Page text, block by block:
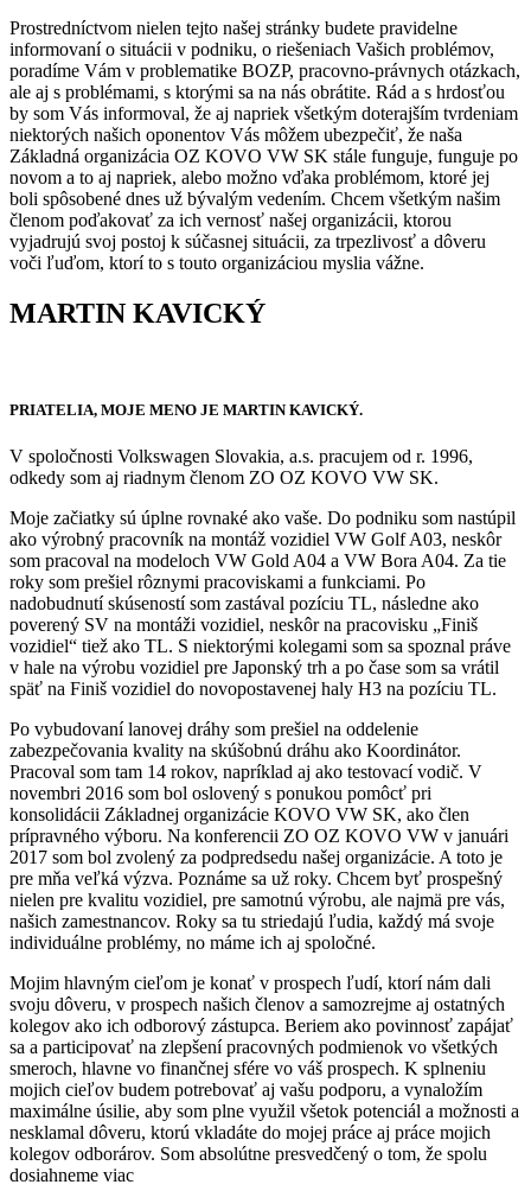
Prostredníctvom nielen tejto našej stránky budete pravidelne
informovaní o situácii v podniku, o riešeniach Vašich problémov,
poradíme Vám v problematike BOZP, pracovno-právnych otázkach,
ale aj s problémami, s ktorými sa na nás obrátite. Rád a s hrdosťou
by som Vás informoval, že aj napriek všetkým doterajším tvrdeniam
niektorých našich oponentov Vás môžem ubezpečiť, že naša
Základná organizácia OZ KOVO VW SK stále funguje, funguje po
novom a to aj napriek, alebo možno vďaka problémom, ktoré jej
boli spôsobené dnes už bývalým vedením. Chcem všetkým našim
členom poďakovať za ich vernosť našej organizácii, ktorou
vyjadrujú svoj postoj k súčasnej situácii, za trpezlivosť a dôveru
voči ľuďom, ktorí to s touto organizáciou myslia vážne.
MARTIN KAVICKÝ
PRIATELIA, MOJE MENO JE MARTIN KAVICKÝ.
V spoločnosti Volkswagen Slovakia, a.s. pracujem od r. 1996,
odkedy som aj riadnym členom ZO OZ KOVO VW SK.
Moje začiatky sú úplne rovnaké ako vaše. Do podniku som nastúpil
ako výrobný pracovník na montáž vozidiel VW Golf A03, neskôr
som pracoval na modeloch VW Gold A04 a VW Bora A04. Za tie
roky som prešiel rôznymi pracoviskami a funkciami. Po
nadobudnutí skúseností som zastával pozíciu TL, následne ako
poverený SV na montáži vozidiel, neskôr na pracovisku „Finiš
vozidiel“ tiež ako TL. S niektorými kolegami som sa spoznal práve
v hale na výrobu vozidiel pre Japonský trh a po čase som sa vrátil
späť na Finiš vozidiel do novopostavenej haly H3 na pozíciu TL.
Po vybudovaní lanovej dráhy som prešiel na oddelenie
zabezpečovania kvality na skúšobnú dráhu ako Koordinátor.
Pracoval som tam 14 rokov, napríklad aj ako testovací vodič. V
novembri 2016 som bol oslovený s ponukou pomôcť pri
konsolidácii Základnej organizácie KOVO VW SK, ako člen
prípravného výboru. Na konferencii ZO OZ KOVO VW v januári
2017 som bol zvolený za podpredsedu našej organizácie. A toto je
pre mňa veľká výzva. Poznáme sa už roky. Chcem byť prospešný
nielen pre kvalitu vozidiel, pre samotnú výrobu, ale najmä pre vás,
našich zamestnancov. Roky sa tu striedajú ľudia, každý má svoje
individuálne problémy, no máme ich aj spoločné.
Mojim hlavným cieľom je konať v prospech ľudí, ktorí nám dali
svoju dôveru, v prospech našich členov a samozrejme aj ostatných
kolegov ako ich odborový zástupca. Beriem ako povinnosť zapájať
sa a participovať na zlepšení pracovných podmienok vo všetkých
smeroch, hlavne vo finančnej sfére vo váš prospech. K splneniu
mojich cieľov budem potrebovať aj vašu podporu, a vynaložím
maximálne úsilie, aby som plne využil všetok potenciál a možnosti a
nesklamal dôveru, ktorú vkladáte do mojej práce aj práce mojich
kolegov odborárov. Som absolútne presvedčený o tom, že spolu
dosiahneme viac